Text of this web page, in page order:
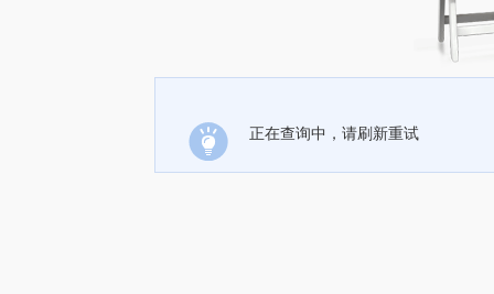
正在查询中，请刷新重试